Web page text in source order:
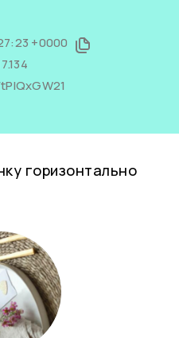
+0000
горизонтально